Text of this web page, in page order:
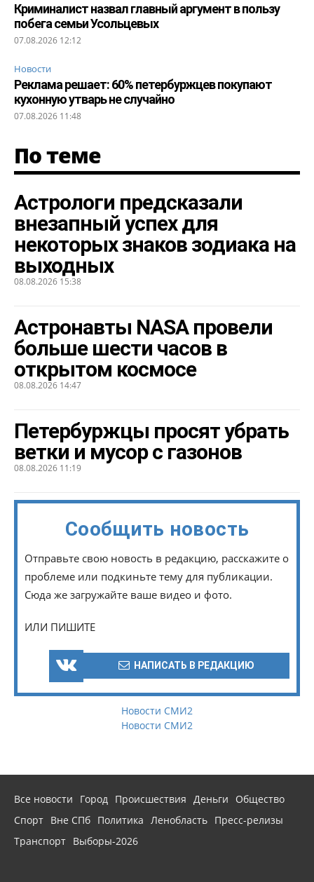
Криминалист назвал главный аргумент в пользу
побега семьи Усольцевых
07.08.2026 12:12
Новости
Реклама решает: 60% петербуржцев покупают
кухонную утварь не случайно
07.08.2026 11:48
По теме
Астрологи предсказали
внезапный успех для
некоторых знаков зодиака на
выходных
08.08.2026 15:38
Астронавты NASA провели
больше шести часов в
открытом космосе
08.08.2026 14:47
Петербуржцы просят убрать
ветки и мусор с газонов
08.08.2026 11:19
Сообщить новость
Отправьте свою новость в редакцию, расскажите о
проблеме или подкиньте тему для публикации.
Сюда же загружайте ваше видео и фото.
ИЛИ ПИШИТЕ
НАПИСАТЬ В РЕДАКЦИЮ
Новости СМИ2
Новости СМИ2
Все новости Город Происшествия Деньги
Общество
Спорт Вне СПб Политика Ленобласть Пресс-релизы
Транспорт Выборы-2026